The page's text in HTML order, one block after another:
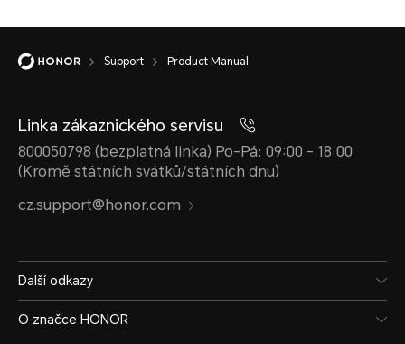
Support Product Manual
Linka zákaznického servisu
800050798 (bezplatná linka) Po-Pá: 09:00 - 18:00
(Kromě státních svátků/státních dnu)
cz.support@honor.com
Další odkazy
O značce HONOR